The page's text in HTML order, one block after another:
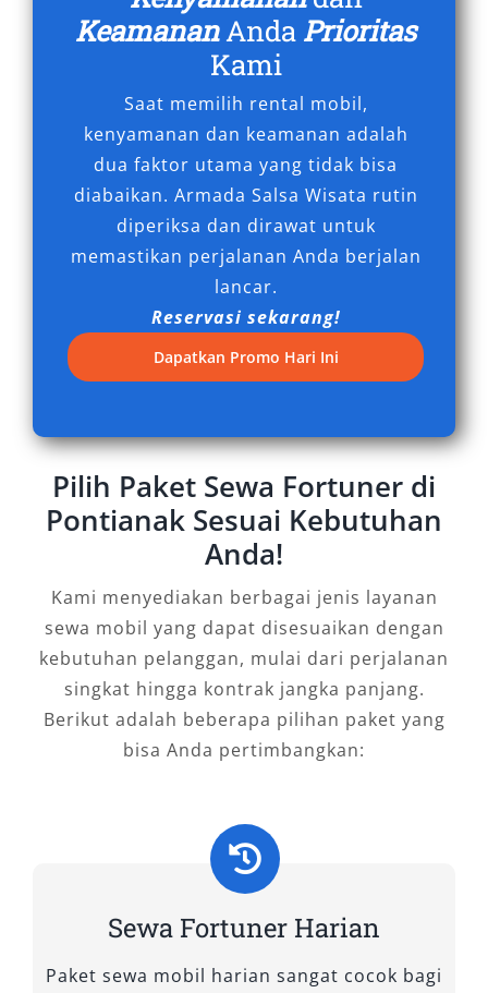
personal maupun profesional.
6. Efisiensi Biaya dengan Kualitas
Premium
Banyak yang mengira menyewa Fortuner akan
mahal, namun kenyataannya, rental mobil
Fortuner Pontianak murah bisa didapatkan
dengan harga yang kompetitif dan transparan.
Anda tidak hanya mendapatkan kendaraan
berkualitas tinggi, tetapi juga layanan
profesional mulai dari perawatan rutin,
asuransi, hingga pelayanan pelanggan yang
Pontianak sebagai solusi ekonomis namun
keandalan.
Dengan segala keunggulannya, sewa mobil
melainkan kebutuhan utama untuk mobilitas
yang aman, nyaman, dan bergengsi. Mulai dari
urusan bisnis, wisata, hingga perjalanan dinas,
rental Fortuner Pontianak memberikan nilai
lebih yang tak tergantikan. Jika Anda
menginginkan pengalaman berkendara yang
percayakan kebutuhan Anda pada layanan
rental mobil Fortuner Pontianak dari Salsa
Tipe Mobil Fortuner yang Kami
Sewakan di Salsa Wisata
KeamananAnda Prioritas
Kami
Saat memilih rental mobil,
kenyamanan dan keamanan adalah
dua faktor utama yang tidak bisa
diabaikan. Armada Salsa Wisata rutin
diperiksa dan dirawat untuk
memastikan perjalanan Anda berjalan
lancar.
Reservasi sekarang!
Dapatkan Promo Hari Ini
Pilih Paket Sewa Fortuner di
Pontianak Sesuai Kebutuhan
Anda!
Kami menyediakan berbagai jenis layanan
sewa mobil yang dapat disesuaikan dengan
kebutuhan pelanggan, mulai dari perjalanan
singkat hingga kontrak jangka panjang.
Berikut adalah beberapa pilihan paket yang
bisa Anda pertimbangkan:
Sewa Fortuner Harian
Paket sewa mobil harian sangat cocok bagi